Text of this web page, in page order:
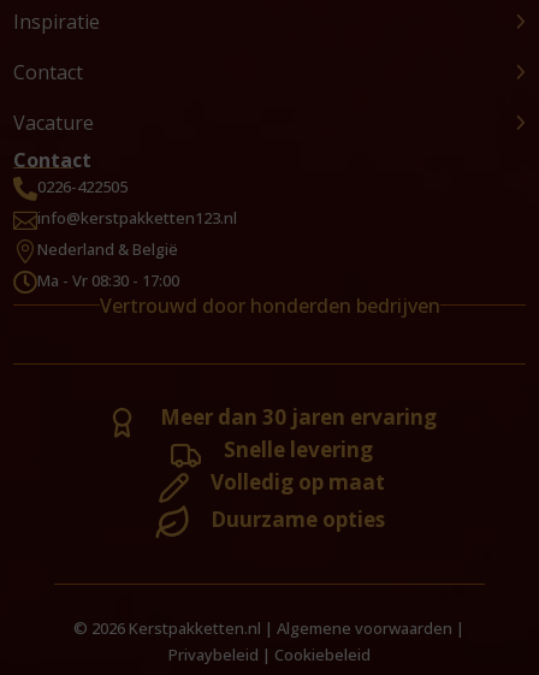
Inspiratie
Contact
Vacature
Contact
0226-422505
info@kerstpakketten123.nl
 Nederland & België
Ma - Vr 08:30 - 17:00
Vertrouwd door honderden bedrijven
Meer dan 30 jaren ervaring
Snelle levering
Volledig op maat
Duurzame opties
© 2026 Kerstpakketten.nl |Algemene voorwaarden |
Privaybeleid | Cookiebeleid